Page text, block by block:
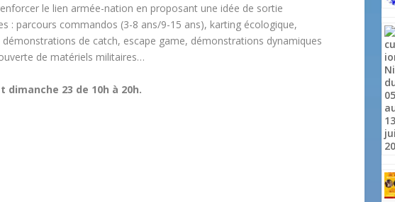
le lien armée-nation en proposant une idée de sortie
: parcours commandos (3-8 ans/9-15 ans), karting écologique,
de catch, escape game, démonstrations dynamiques
de matériels militaires…
dimanche 23 de 10h à 20h.